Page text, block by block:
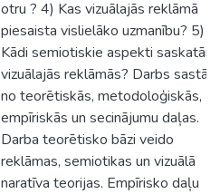
otru ? 4) Kas vizuālajās reklāmā
piesaista vislielāko uzmanību? 5)
Kādi semiotiskie aspekti saskatāmi
vizuālajās reklāmās? Darbs sastāv
no teorētiskās, metodoloģiskās,
empīriskās un secinājumu daļas.
Darba teorētisko bāzi veido
reklāmas, semiotikas un vizuālā
naratīva teorijas. Empīrisko daļu